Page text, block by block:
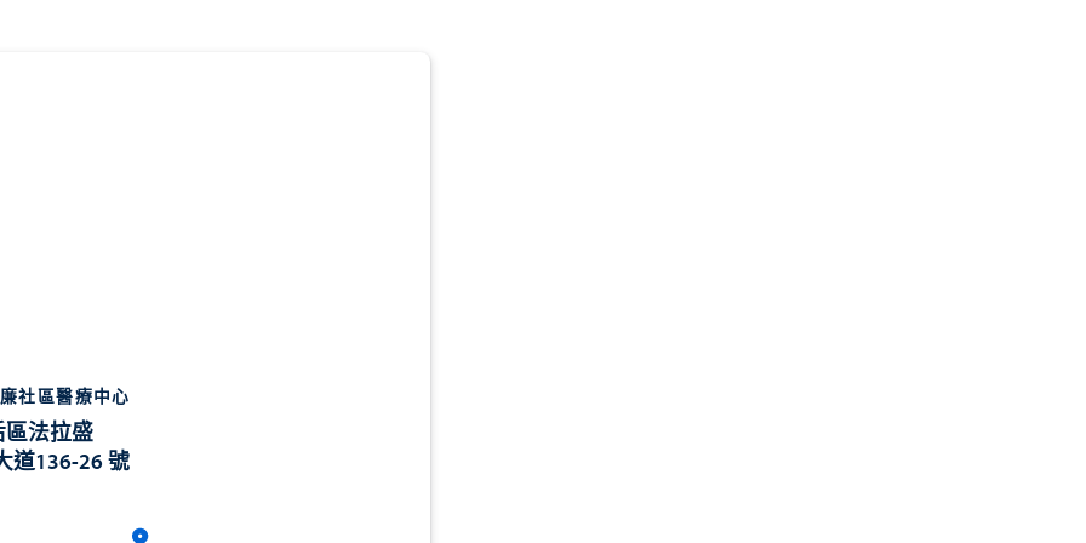
社區醫療中心
區法拉盛
道136-26 號